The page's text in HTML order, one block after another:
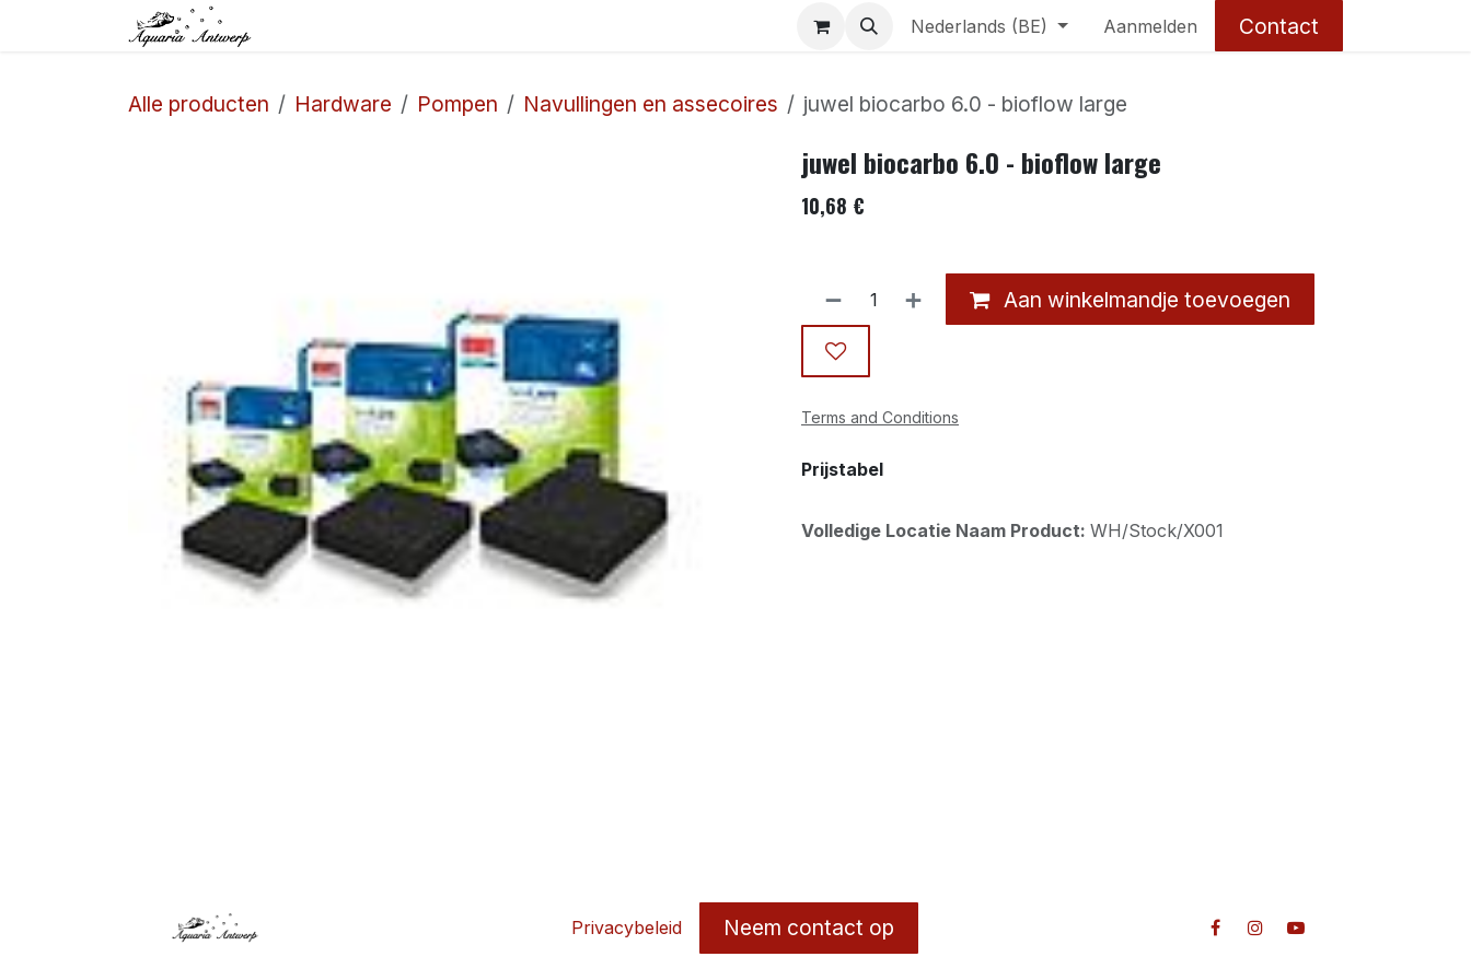
Overslaan naar inhoud Nederlands (BE) Aanmelden Contact
Alle producten Hardware Pompen Navullingen en assecoires juwel biocarbo 6.0 - bioflow large
juwel biocarbo 6.0 - bioflow large
10,68 €
Aan winkelmandje toevoegen
Terms and Conditions
Prijstabel
Volledige Locatie Naam Product: WH/Stock/X001
Privacybeleid Neem contact op